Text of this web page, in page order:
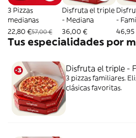
3 Pizzas
medianas
22,80 €57,00 €
Disfruta el triple
- Mediana
36,00 €
-
46,95
Tus especialidades por
Disfruta el triple -
3 pizzas familiares.
clásicas favoritas.